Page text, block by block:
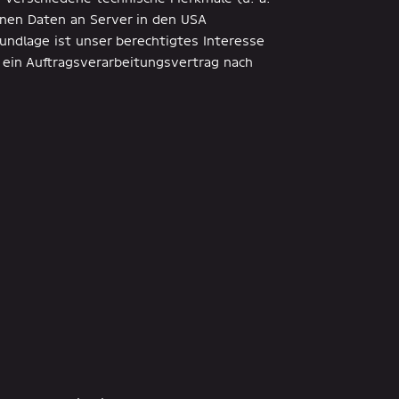
Daten an Server in den USA
ist unser berechtigtes Interesse
Auftragsverarbeitungsvertrag nach